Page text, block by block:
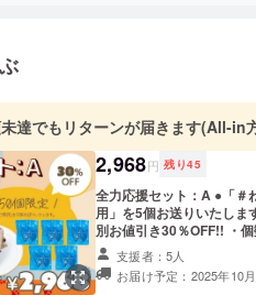
達でもリターンが届きます(All-in
2,968円 残り45
全力応援セット：A ●「＃ねこ様
用」を5個お送りいたしま
別お値引き30％OFF!! ・個数：5袋
・内容量：70g ・原材料：
国：日本 ・賞味期限：裏面
載（製造日より180日） ・
支援者：5人
お届け予定：2025年10月